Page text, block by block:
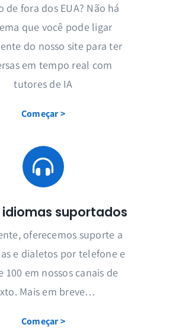
de fora dos EUA? Não há
que você pode ligar
do nosso site para ter
em tempo real com
tutores de IA
Começar >
suportados
oferecemos suporte a
e dialetos por telefone e
100 em nossos canais de
Mais em breve…
Começar >
se para aulas de
ao vivo com um tutor
praticar a partir do seu
navegador a qualquer